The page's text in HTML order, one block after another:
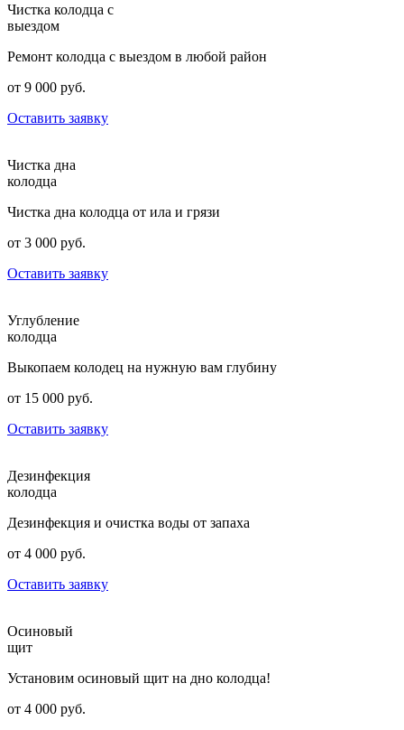
Чистка колодца с
выездом
Ремонт колодца с выездом в любой район
от 9 000 руб.
Оставить заявку
Чистка дна
колодца
Чистка дна колодца от ила и грязи
от 3 000 руб.
Оставить заявку
Углубление
колодца
Выкопаем колодец на нужную вам глубину
от 15 000 руб.
Оставить заявку
Дезинфекция
колодца
Дезинфекция и очистка воды от запаха
от 4 000 руб.
Оставить заявку
Осиновый
щит
Установим осиновый щит на дно колодца!
от 4 000 руб.